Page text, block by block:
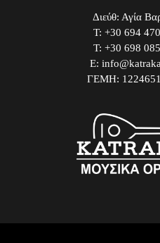
Διεύθ: Αγία
Τ: +30 694
Τ: +30 698
E:
ΓΕΜΗ: